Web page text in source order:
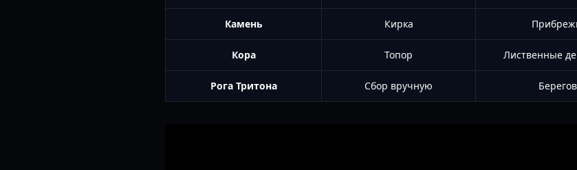
Камень Кирка
Кора Топор Лиственные
Рога Тритона Сбор вручную